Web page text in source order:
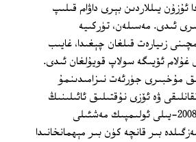
ئۇزۇن يىللاردىن بېرى داۋام قىلىپ
ئىدى. مەسىلەن، تۈركىيە
زىيارەت قىلغان چېغىدا، غايىب
غۇلام ئۆيىگە سولاپ قويۇلغان ئىدى.
مۇخبىرى جۈرئەت نىزامىدىنمۇ
ۋە ئۆزى نۇقتىلىق ئائىلىنىڭ
ئەزاسى بولغانلىقى ئۈچۈن، 2008-يىلى ئولىمپىك مەشئىلى
بىر قانچە كۈن بىر مېھمانخانىدا